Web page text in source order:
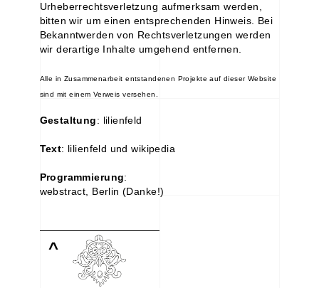
Urheberrechtsverletzung aufmerksam werden,
bitten wir um einen entsprechenden Hinweis. Bei
Bekanntwerden von Rechtsverletzungen werden
wir derartige Inhalte umgehend entfernen.
Alle in Zusammenarbeit entstandenen Projekte auf dieser Website
sind mit einem Verweis versehen.
Gestaltung: lilienfeld
Text: lilienfeld und wikipedia
Programmierung:
webstract, Berlin (Danke!)
^